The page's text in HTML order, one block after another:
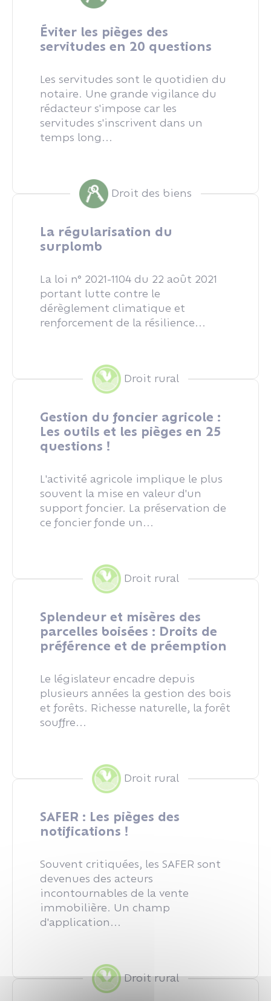
Éviter les pièges des
servitudes en 20 questions
Les servitudes sont le quotidien du
notaire. Une grande vigilance du
rédacteur s'impose car les
servitudes s'inscrivent dans un
temps long...
Droit des biens
La régularisation du
surplomb
La loi n° 2021-1104 du 22 août 2021
portant lutte contre le
dérèglement climatique et
renforcement de la résilience...
Droit rural
Gestion du foncier agricole :
Les outils et les pièges en 25
questions !
L'activité agricole implique le plus
souvent la mise en valeur d'un
support foncier. La préservation de
ce foncier fonde un...
Droit rural
Splendeur et misères des
parcelles boisées : Droits de
préférence et de préemption
Le législateur encadre depuis
plusieurs années la gestion des bois
et forêts. Richesse naturelle, la forêt
souffre...
Droit rural
SAFER : Les pièges des
notifications !
Souvent critiquées, les SAFER sont
devenues des acteurs
incontournables de la vente
immobilière. Un champ
d'application...
Droit rural